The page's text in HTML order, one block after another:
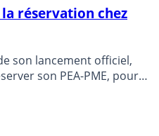
la réservation chez
son lancement officiel,
son PEA-PME, pour